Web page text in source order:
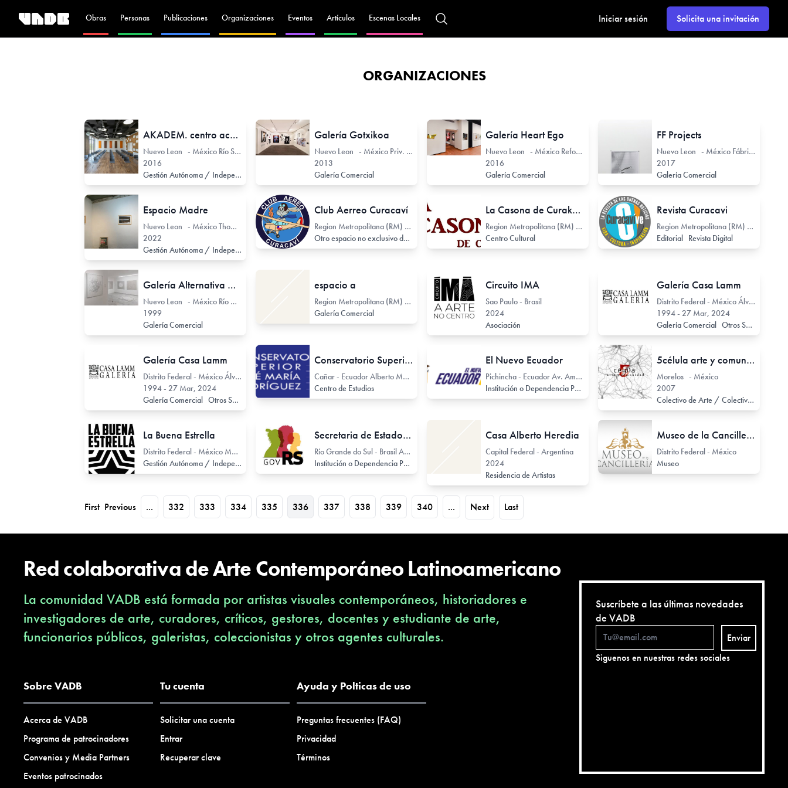
Obras Personas Publicaciones Organizaciones Eventos Artículos Escenas Locales Iniciar sesión Solicita una invitación
ORGANIZACIONES
AKADEM. centro académico independiente
Nuevo Leon - México Río Suchiate 722
2016
Gestión Autónoma / Independiente
Centro de Estudios
Galería Gotxikoa
Nuevo Leon - México Priv. Plutarco Elías Calles 308-A
2013
Galería Comercial
Galería Heart Ego
Nuevo Leon - México Reforma 208
2016
Galería Comercial
FF Projects
Nuevo Leon - México Fábrica 15 de mayo 409
2017
Galería Comercial
Espacio Madre
Nuevo Leon - México Thomas A. Edison 848-B
2022
Gestión Autónoma / Independiente
Club Aerreo Curacaví
Region Metropolitana (RM) - Chile Ruta 68 km 53, Curacaví km 53
Otro espacio no exclusivo de arte
La Casona de Curakavi
Region Metropolitana (RM) - Chile Ambrosio O’Higgins 1216
Centro Cultural
Revista Curacavi
Region Metropolitana (RM) - Chile
Editorial Revista Digital
Galería Alternativa Once
Nuevo Leon - México Río Colorado 460
1999
Galería Comercial
espacio a
Region Metropolitana (RM) - Chile Francisco Bulnes Correa 1406
Galería Comercial
Circuito IMA
Sao Paulo - Brasil
2024
Asociación
Galería Casa Lamm
Distrito Federal - México Álvaro Obregón 99
1994 - 27 Mar, 2024
Galería Comercial Otros Servicios Asociados
Galería Casa Lamm
Distrito Federal - México Álvaro Obregón 99
1994 - 27 Mar, 2024
Galería Comercial Otros Servicios Asociados Sala de Exhibición
Conservatorio Superior José María Rodríguez
Cañar - Ecuador Alberto Muñoz Vernaza 5-100
Centro de Estudios
El Nuevo Ecuador
Pichincha - Ecuador Av. Amazonas N34-451
Institución o Dependencia Pública / Estatal o Provincial
5célula arte y comunidad
Morelos - México
2007
Colectivo de Arte / Colectivo de Artistas
La Buena Estrella
Distrito Federal - México Manuel María Contreras 71
Gestión Autónoma / Independiente
Sala de Exhibición Galería Comercial
Secretaria de Estado da Cultura (Sedac)
Río Grande do Sul - Brasil Av. Borges de Medeiros 1501
Institución o Dependencia Pública / Estatal o Provincial
Casa Alberto Heredia
Capital Federal - Argentina
2024
Residencia de Artistas
Museo de la Cancillería
Distrito Federal - México
Museo
First Previous ... 332 333 334 335 336 337 338 339 340 ... Next Last
Red colaborativa de Arte Contemporáneo Latinoamericano
La comunidad VADB está formada por artistas visuales contemporáneos, historiadores e
investigadores de arte, curadores, críticos, gestores, docentes y estudiante de arte,
funcionarios públicos, galeristas, coleccionistas y otros agentes culturales.
Sobre VADB
Acerca de VADB
Programa de patrocinadores
Convenios y Media Partners
Eventos patrocinados
Tu cuenta
Solicitar una cuenta
Entrar
Recuperar clave
Ayuda y Polticas de uso
Preguntas frecuentes (FAQ)
Privacidad
Términos
Suscríbete a las últimas novedades
de VADB
Enviar
Siguenos en nuestras redes sociales